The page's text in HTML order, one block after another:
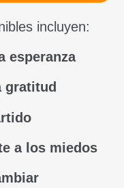
incluyen:
esperanza
gratitud
a los miedos